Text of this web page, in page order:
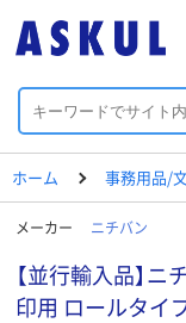
ホーム 事務用品/
メーカー ニチバン
【並行輸入品】ニ
印用 ロールタイ